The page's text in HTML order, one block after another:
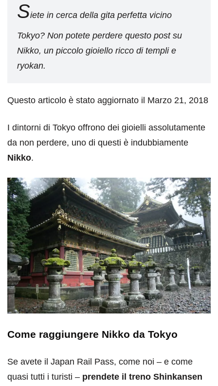
Siete in cerca della gita perfetta vicino
Tokyo? Non potete perdere questo post su
Nikko, un piccolo gioiello ricco di templi e
ryokan.
Questo articolo è stato aggiornato il Marzo 21, 2018
I dintorni di Tokyo offrono dei gioielli assolutamente
da non perdere, uno di questi è indubbiamente
Nikko.
Come raggiungere Nikko da Tokyo
Se avete il Japan Rail Pass, come noi – e come
quasi tutti i turisti – prendete il treno Shinkansen